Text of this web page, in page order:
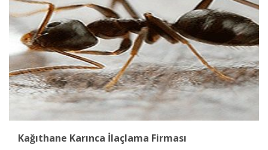
Kağıthane Karınca İlaçlama Firması